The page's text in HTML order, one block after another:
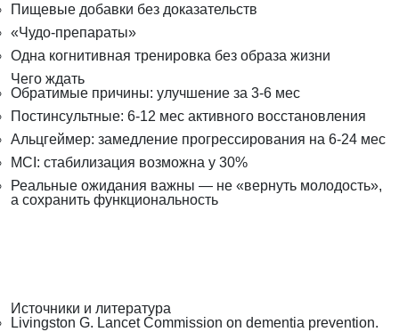
Пищевые добавки без доказательств
«Чудо-препараты»
Одна когнитивная тренировка без образа жизни
Чего ждать
Обратимые причины: улучшение за 3-6 мес
Постинсультные: 6-12 мес активного восстановления
Альцгеймер: замедление прогрессирования на 6-24 мес
MCI: стабилизация возможна у 30%
Реальные ожидания важны — не «вернуть молодость»,
а сохранить функциональность
Источники и литература
Livingston G. Lancet Commission on dementia prevention.